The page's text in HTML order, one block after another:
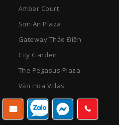
Amber Court
Sơn An Plaza
Gateway Thảo Điền
City Garden
The Pegasus Plaza
Văn Hoa Villas